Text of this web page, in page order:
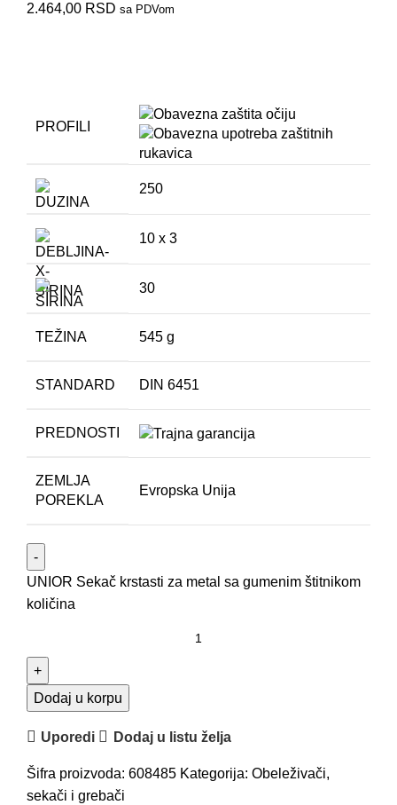
2.464,00 RSD sa PDVom
PROFILI
250
10 x 3
30
TEŽINA 545 g
STANDARD DIN 6451
PREDNOSTI
ZEMLJA
POREKLA
Evropska Unija
UNIOR Sekač krstasti za metal sa gumenim štitnikom
količina
Dodaj u korpu
Uporedi Dodaj u listu želja
Šifra proizvoda: 608485 Kategorija: Obeleživači,
sekači i grebači